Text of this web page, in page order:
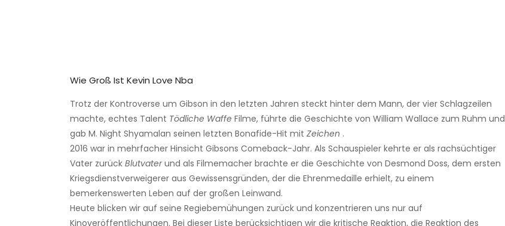
Wie Groß Ist Kevin Love Nba
Trotz der Kontroverse um Gibson in den letzten Jahren steckt hinter dem Mann, der vier Schlagzeilen
machte, echtes Talent Tödliche Waffe Filme, führte die Geschichte von William Wallace zum Ruhm und
gab M. Night Shyamalan seinen letzten Bonafide-Hit mit Zeichen .
2016 war in mehrfacher Hinsicht Gibsons Comeback-Jahr. Als Schauspieler kehrte er als rachsüchtiger
Vater zurück Blutvaterund als Filmemacher brachte er die Geschichte von Desmond Doss, dem ersten
Kriegsdienstverweigerer aus Gewissensgründen, der die Ehrenmedaille erhielt, zu einem
bemerkenswerten Leben auf der großen Leinwand.
Heute blicken wir auf seine Regiebemühungen zurück und konzentrieren uns nur auf
Kinoveröffentlichungen. Bei dieser Liste berücksichtigen wir die kritische Reaktion, die Reaktion des